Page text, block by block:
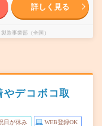
詳しく見る
造事業部（全国）
やデコボコ取
日が休み WEB登録OK